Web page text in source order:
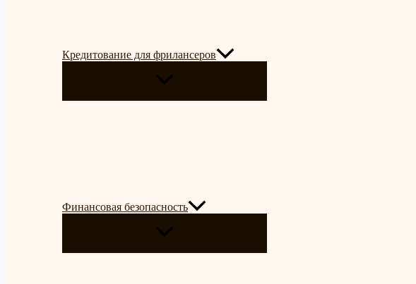
Кредитование для фрилансеров
ПЕРЕКЛЮЧАТЕЛЬ
МЕНЮ
Финансовая безопасность
ПЕРЕКЛЮЧАТЕЛЬ
МЕНЮ